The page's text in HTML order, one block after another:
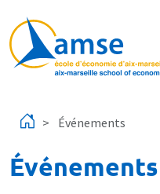
Événements
Événements